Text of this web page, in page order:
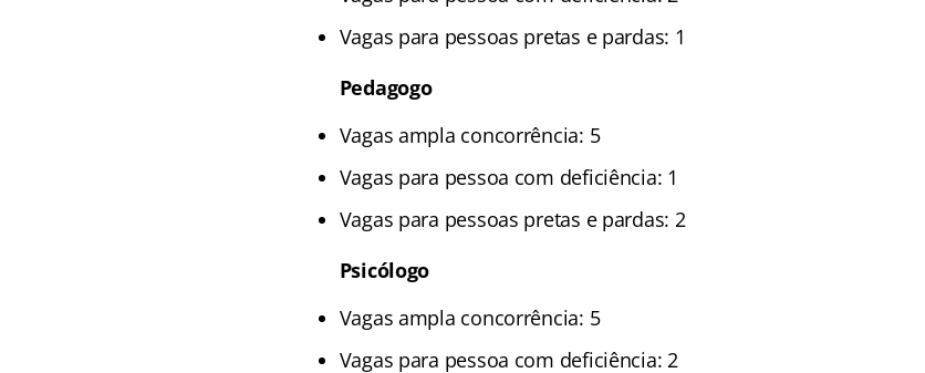
Vagas para pessoas pretas e pardas: 1
Pedagogo
Vagas ampla concorrência: 5
Vagas para pessoa com deficiência: 1
Vagas para pessoas pretas e pardas: 2
Psicólogo
Vagas ampla concorrência: 5
Vagas para pessoa com deficiência: 2